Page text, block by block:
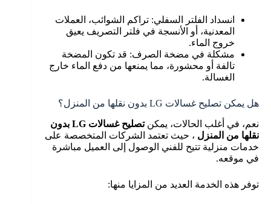
انسداد الفلتر السفلي: تراكم الشوائب، العملات
المعدنية، أو الأنسجة في فلتر التصريف يعيق
خروج الماء.
مشكلة في مضخة الصرف: قد تكون المضخة
تالفة أو محشورة، مما يمنعها من دفع الماء خارج
الغسالة.
هل يمكن تصليح غسالات LG بدون نقلها من المنزل؟
نعم، في أغلب الحالات، يمكن
تصليح غسالات LG بدون
نقلها من المنزل ، حيث تعتمد الشركات المتخصصة على
خدمات منزلية تتيح للفني الوصول إلى العميل مباشرة
في موقعه.
توفر هذه الخدمة العديد من المزايا منها: